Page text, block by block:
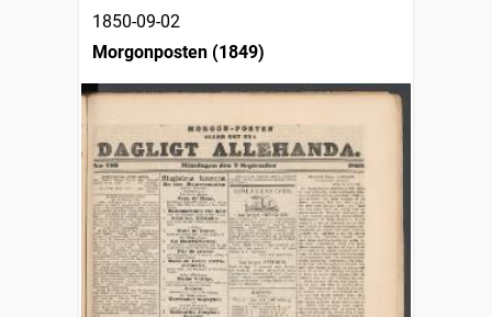
1850-09-02
Morgonposten (1849)